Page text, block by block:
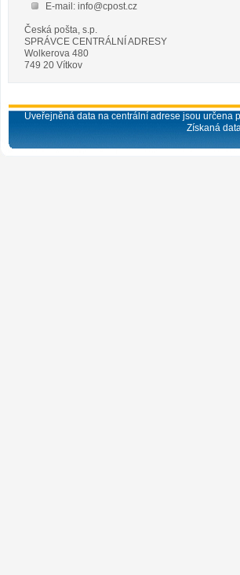
E-mail: info@cpost.cz
Česká pošta, s.p.
SPRÁVCE CENTRÁLNÍ ADRESY
Wolkerova 480
749 20 Vítkov
Uveřejněná data na centrální adrese jsou určena
Získaná